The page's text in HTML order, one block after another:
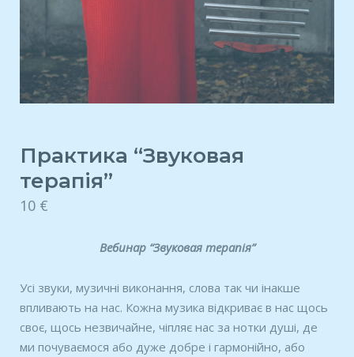
Практика “Звуковая
терапія”
10 €
Вебинар “Звуковая терапія”
Усі звуки, музичні виконання, слова так чи інакше
впливають на нас. Кожна музика відкриває в нас щось
своє, щось незвичайне, чіпляє нас за нотки душі, де
ми почуваємося або дуже добре і гармонійно, або